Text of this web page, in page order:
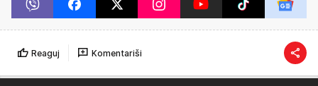
Reaguj Komentariši